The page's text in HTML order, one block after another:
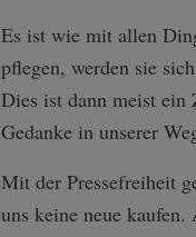
Es ist wie mit allen
pflegen, werden sie
Dies ist dann meist ein
Gedanke in unserer
Mit der Pressefreiheit
uns keine neue kaufen.